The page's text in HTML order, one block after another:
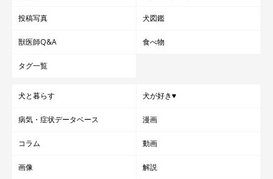
いろいろなところに一緒に行こうね
投稿写真 犬図鑑
獣医師Q&A 食べ物
タグ一覧
犬と暮らす 犬が好き♥
病気・症状データベース 漫画
コラム 動画
画像 解説